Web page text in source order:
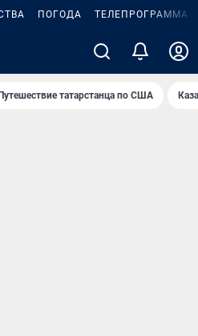
ПОГОДА ТЕЛЕПРОГРАММА
Путешествие татарстанца по США